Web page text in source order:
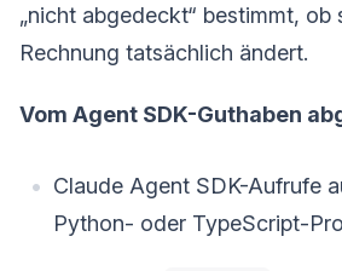
„nicht abgedeckt“ bestimmt, ob
Rechnung tatsächlich ändert.
Vom Agent SDK-Guthaben
Claude Agent SDK-Aufrufe
Python- oder TypeScript-